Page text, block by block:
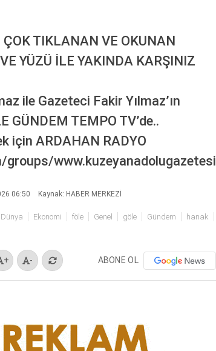
TIKLANAN VE OKUNAN
YÜZÜ İLE YAKINDA KARŞINIZ
ile Gazeteci Fakir Yılmaz’ın
GÜNDEM TEMPO TV’de..
için ARDAHAN RADYO
www.kuzeyanadolugazetesi
06:50 Kaynak: HABER MERKEZİ
Dünya Ekonomi föle Genel göle Gündem hanak
+ - ABONE OL